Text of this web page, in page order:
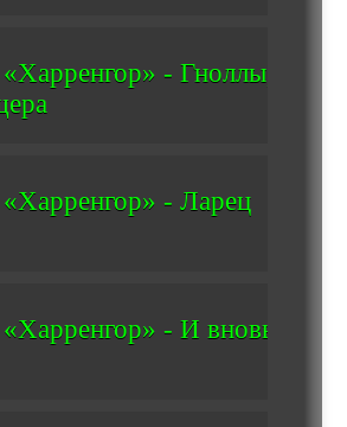
- Гноллы,
- Ларец
- И вновь